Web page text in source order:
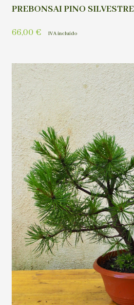
PREBONSAI PINO SILVESTRE
66,00 € IVA incluído